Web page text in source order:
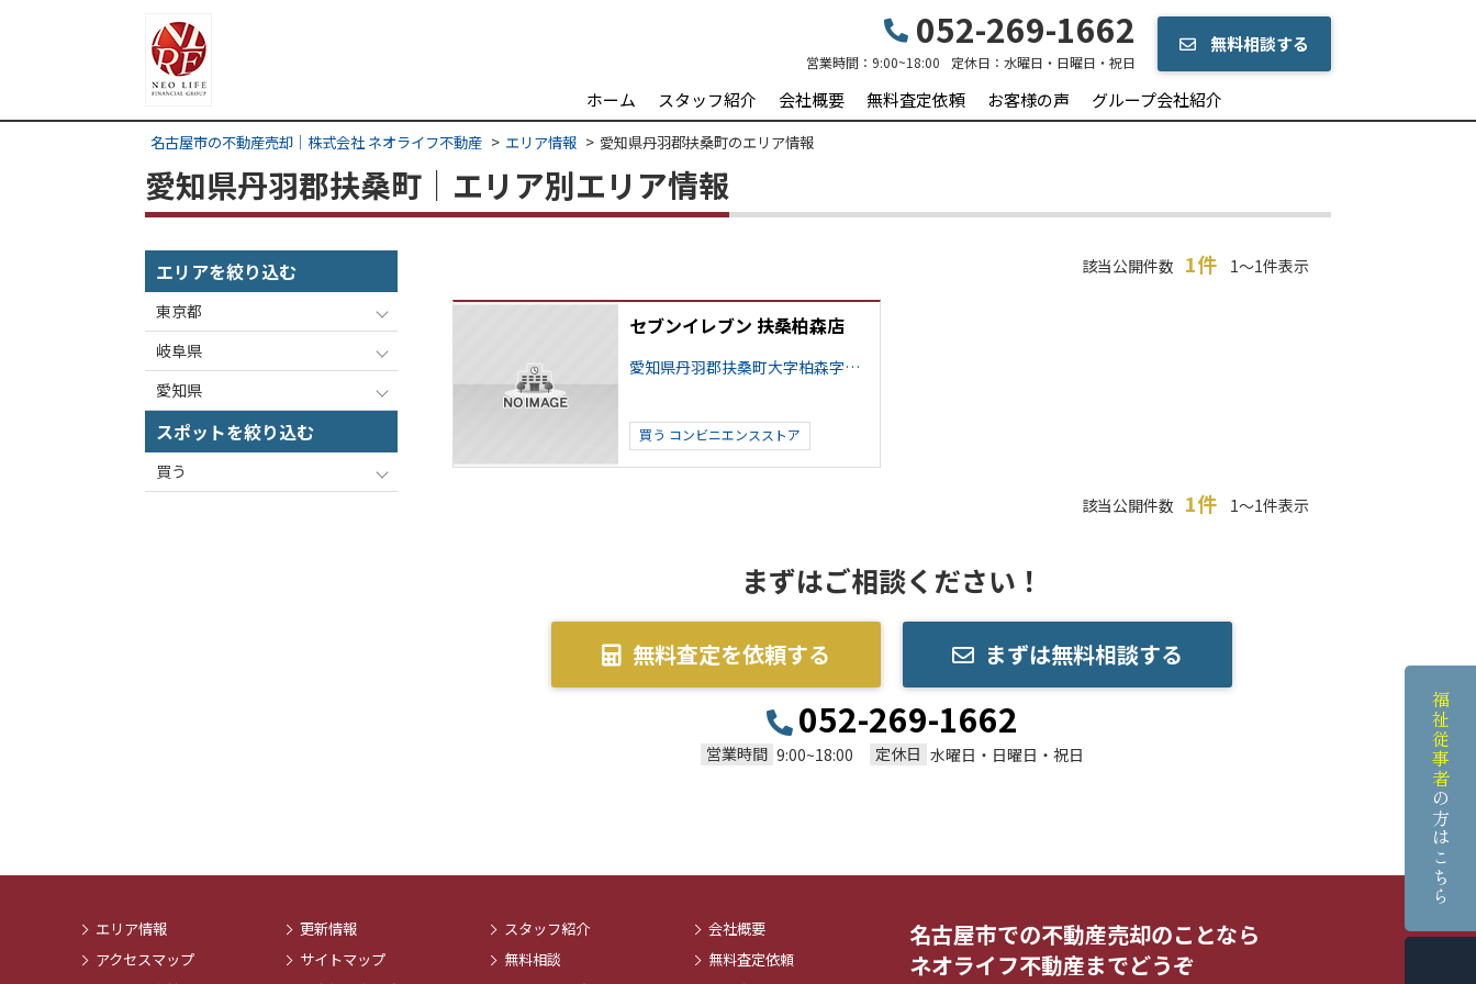
052-269-1662
営業時間： 9:00~18:00 定休日： 水曜日・日曜日・祝日
無料相談する
ホーム スタッフ紹介 会社概要 無料査定依頼 お客様の声 グループ会社紹介
名古屋市の不動産売却｜株式会社 ネオライフ不動産 エリア情報 愛知県丹羽郡扶桑町のエリア情報
愛知県丹羽郡扶桑町｜エリア別エリア情報
該当公開件数 1件 1～1件表示
セブンイレブン 扶桑柏森店
愛知県丹羽郡扶桑町大字柏森字花立
買う コンビニエンスストア
該当公開件数 1件 1～1件表示
まずはご相談ください！
無料査定を依頼する まずは無料相談する
052-269-1662
営業時間 9:00~18:00 定休日 水曜日・日曜日・祝日
エリアを絞り込む
東京都
岐阜県
愛知県
スポットを絞り込む
買う
エリア情報
アクセスマップ
更新情報
サイトマップ
スタッフ紹介
無料相談
会社概要
無料査定依頼
名古屋市での不動産売却のことなら
ネオライフ不動産までどうぞ
福祉従事者
の方はこちら